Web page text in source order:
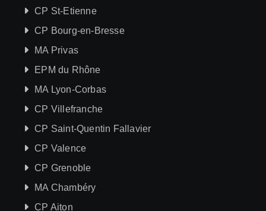
CP St-Etienne
CP Bourg-en-Bresse
MA Privas
EPM du Rhône
MA Lyon-Corbas
CP Villefranche
CP Saint-Quentin Fallavier
CP Valence
CP Grenoble
MA Chambéry
CP Aiton